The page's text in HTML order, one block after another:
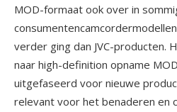
MOD-formaat ook over in
verder ging dan JVC-producten.
naar high-definition opname
uitgefaseerd voor nieuwe
relevant voor het benaderen en